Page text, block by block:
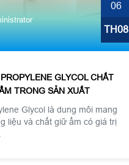
06
TH08
GLYCOL CHẤT
TRONG SẢN XUẤT
Glycol là dung môi mang
liệu và chất giữ ẩm có giá trị